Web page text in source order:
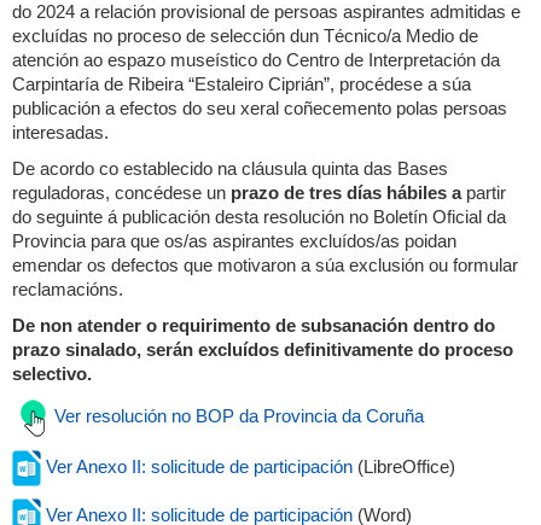
do 2024 a relación provisional de persoas aspirantes admitidas e
excluídas no proceso de selección dun Técnico/a Medio de
atención ao espazo museístico do Centro de Interpretación da
Carpintaría de Ribeira “Estaleiro Ciprián”, procédese a súa
publicación a efectos do seu xeral coñecemento polas persoas
interesadas.
De acordo co establecido na cláusula quinta das Bases
reguladoras, concédese un prazo de tres días hábiles apartir
do seguinte á publicación desta resolución no Boletín Oficial da
Provincia para que os/as aspirantes excluídos/as poidan
emendar os defectos que motivaron a súa exclusión ou formular
reclamacións.
De non atender o requirimento de subsanación dentro do
prazo sinalado, serán excluídos definitivamente do proceso
selectivo.
Ver resolución no BOP da Provincia da Coruña
Ver Anexo II: solicitude de participación (LibreOffice)
Ver Anexo II: solicitude de participación (Word)